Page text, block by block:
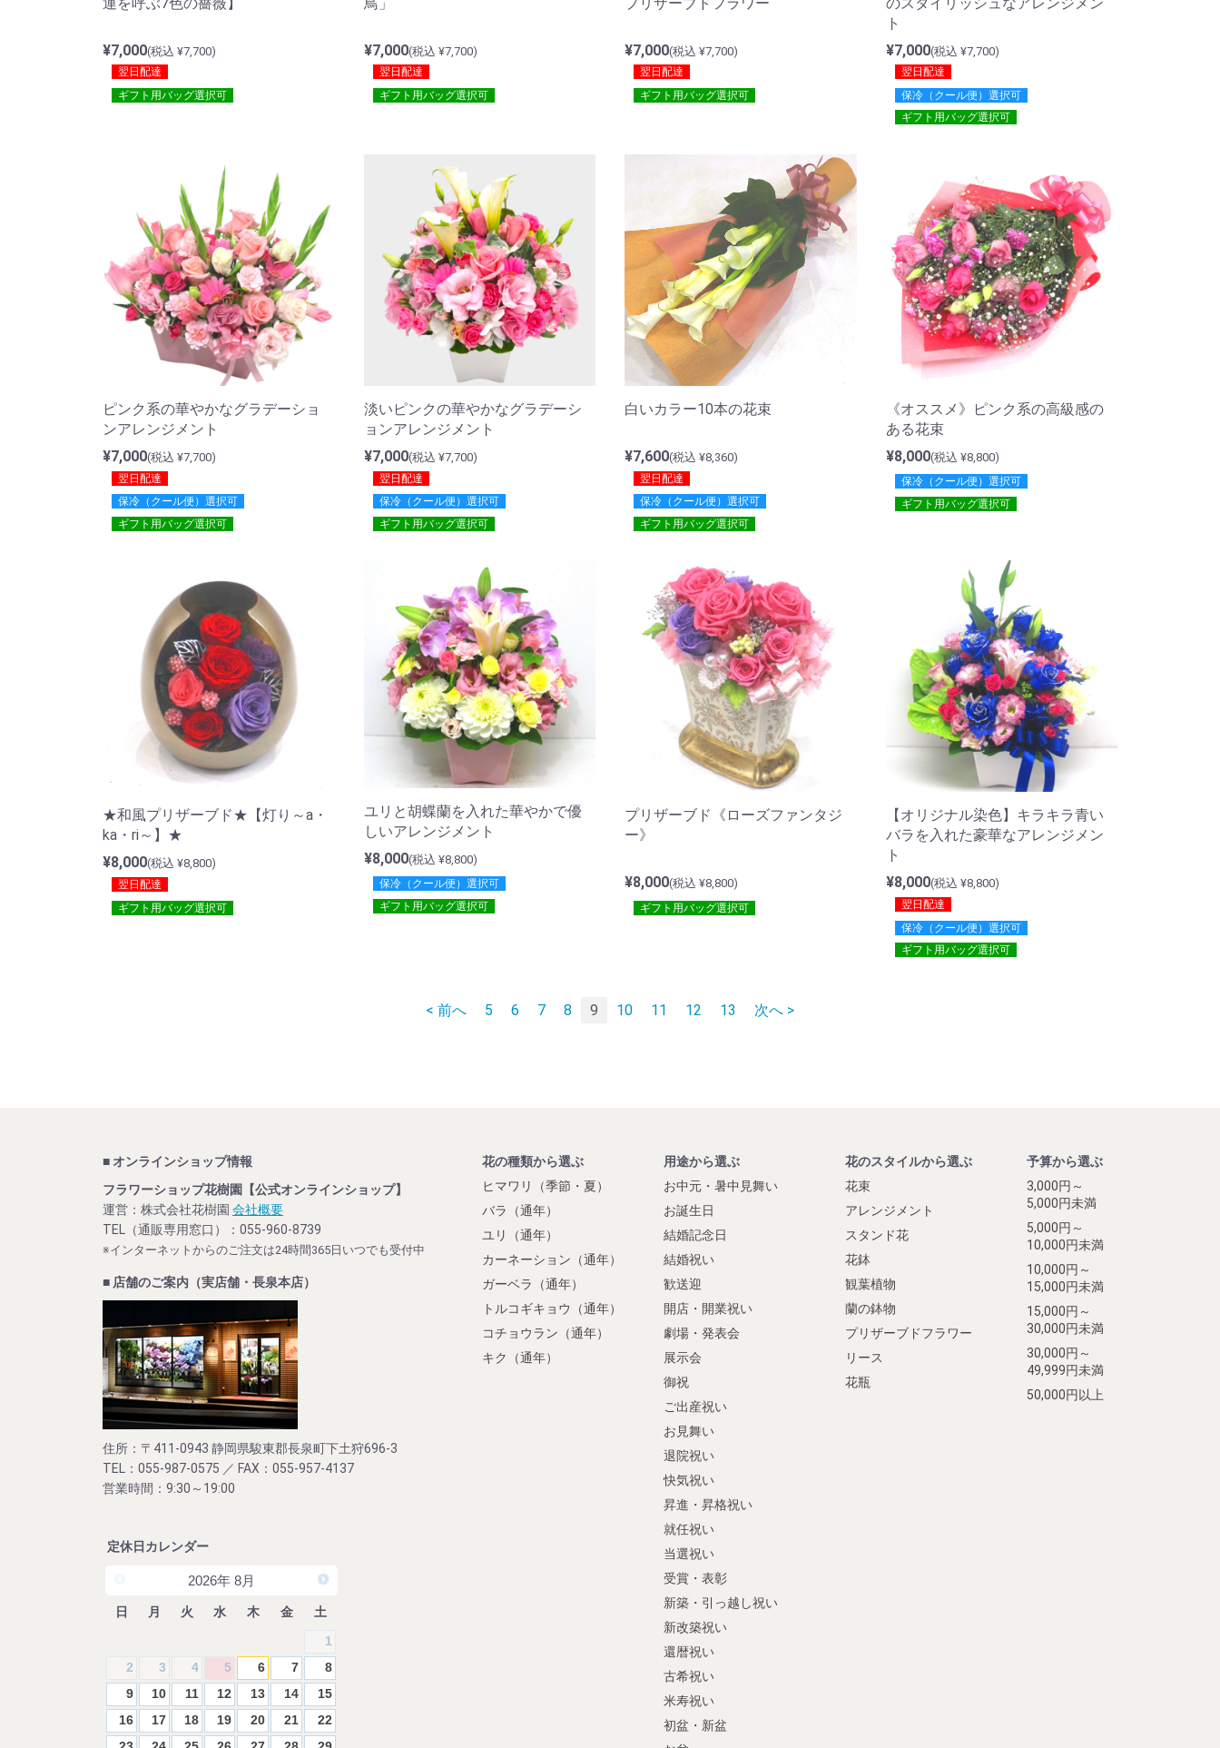
¥7,000(税込 ¥7,700)
翌日配達
ギフト用バッグ選択可
¥7,000(税込 ¥7,700)
翌日配達
ギフト用バッグ選択可
¥7,000(税込 ¥7,700)
翌日配達
ギフト用バッグ選択可
ト
¥7,000(税込 ¥7,700)
翌日配達
保冷（クール便）選択可
ギフト用バッグ選択可
ピンク系の華やかなグラデーショ
ンアレンジメント
¥7,000(税込 ¥7,700)
翌日配達
保冷（クール便）選択可
ギフト用バッグ選択可
淡いピンクの華やかなグラデーシ
ョンアレンジメント
¥7,000(税込 ¥7,700)
翌日配達
保冷（クール便）選択可
ギフト用バッグ選択可
白いカラー10本の花束
¥7,600(税込 ¥8,360)
翌日配達
保冷（クール便）選択可
ギフト用バッグ選択可
《オススメ》ピンク系の高級感の
ある花束
¥8,000(税込 ¥8,800)
保冷（クール便）選択可
ギフト用バッグ選択可
★和風プリザーブド★【灯り～a・
ka・ri～】★
¥8,000(税込 ¥8,800)
翌日配達
ギフト用バッグ選択可
ユリと胡蝶蘭を入れた華やかで優
しいアレンジメント
¥8,000(税込 ¥8,800)
保冷（クール便）選択可
ギフト用バッグ選択可
プリザーブド《ローズファンタジ
ー》
¥8,000(税込 ¥8,800)
ギフト用バッグ選択可
【オリジナル染色】キラキラ青い
バラを入れた豪華なアレンジメン
ト
¥8,000(税込 ¥8,800)
翌日配達
保冷（クール便）選択可
ギフト用バッグ選択可
< 前へ 5 6 7 8 9 10 11 12 13 次へ >
■ オンラインショップ情報
フラワーショップ花樹園【公式オンラインショップ】
運営：株式会社花樹園 会社概要
TEL（通販専用窓口）：055-960-8739
※インターネットからのご注文は24時間365日いつでも受付中
■ 店舗のご案内（実店舗・長泉本店）
住所：〒411-0943 静岡県駿東郡長泉町下土狩696-3
TEL：055-987-0575 ／ FAX：055-957-4137
営業時間：9:30～19:00
定休日カレンダー
2026年 8月
日 月 火 水 木 金 土
1
2
3 4 5 6 7
8
9
10 11 12 13 14
15
16
17 18 19 20 21
22
花の種類から選ぶ
ヒマワリ（季節・夏）
バラ（通年）
ユリ（通年）
カーネーション（通年）
ガーベラ（通年）
トルコギキョウ（通年）
コチョウラン（通年）
キク（通年）
用途から選ぶ
お中元・暑中見舞い
お誕生日
結婚記念日
結婚祝い
歓送迎
開店・開業祝い
劇場・発表会
展示会
御祝
ご出産祝い
お見舞い
退院祝い
快気祝い
昇進・昇格祝い
就任祝い
当選祝い
受賞・表彰
新築・引っ越し祝い
新改築祝い
還暦祝い
古希祝い
米寿祝い
初盆・新盆
花のスタイルから選ぶ
花束
アレンジメント
スタンド花
花鉢
観葉植物
蘭の鉢物
プリザーブドフラワー
リース
花瓶
予算から選ぶ
3,000円～
5,000円未満
5,000円～
10,000円未満
10,000円～
15,000円未満
15,000円～
30,000円未満
30,000円～
49,999円未満
50,000円以上